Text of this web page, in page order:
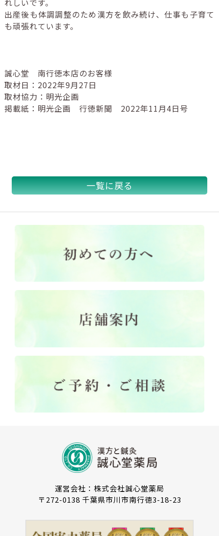
れしいです。
出産後も体調調整のため漢方を飲み続け、仕事も子育て
も頑張れています。
誠心堂 南行徳本店のお客様
取材日：2022年9月27日
取材協力：明光企画
掲載紙：明光企画 行徳新聞 2022年11月4日号
一覧に戻る
運営会社：株式会社誠心堂薬局
〒272-0138 千葉県市川市南行徳3-18-23